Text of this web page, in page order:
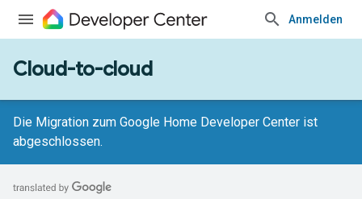
Anmelden
Cloud-to-cloud
Die Migration zum Google Home Developer Center ist
abgeschlossen.